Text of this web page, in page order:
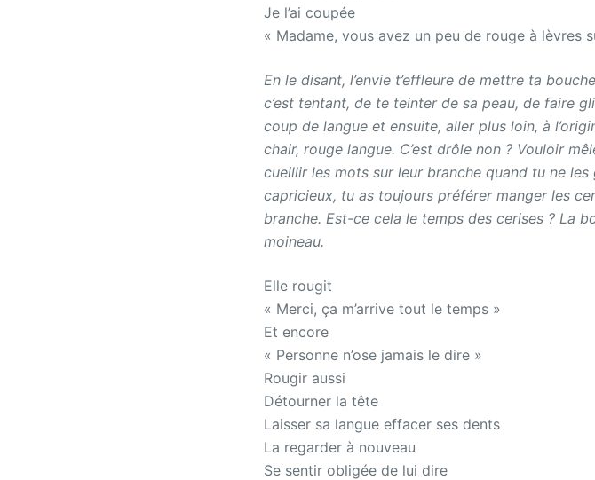
Je l’ai coupée
« Madame, vous avez un peu de rouge à lèvres
En le disant, l’envie t’effleure de mettre ta
c’est tentant, de te teinter de sa peau, de faire
coup de langue et ensuite, aller plus loin, à
chair, rouge langue. C’est drôle non ? Vouloir
cueillir les mots sur leur branche quand tu ne
capricieux, tu as toujours préférer manger les
branche. Est-ce cela le temps des cerises ? La
moineau.
Elle rougit
« Merci, ça m’arrive tout le temps »
Et encore
« Personne n’ose jamais le dire »
Rougir aussi
Détourner la tête
Laisser sa langue effacer ses dents
La regarder à nouveau
Se sentir obligée de lui dire